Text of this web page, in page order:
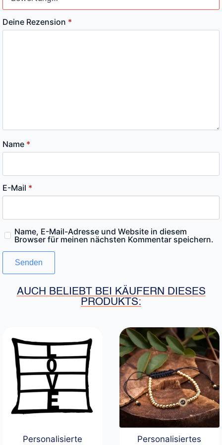
Deine Rezension *
Name *
E-Mail *
Name, E-Mail-Adresse und Website in diesem
Browser für meinen nächsten Kommentar speichern.
AUCH BELIEBT BEI KÄUFERN DIESES
PRODUKTS:
Personalisierte
Personalisiertes